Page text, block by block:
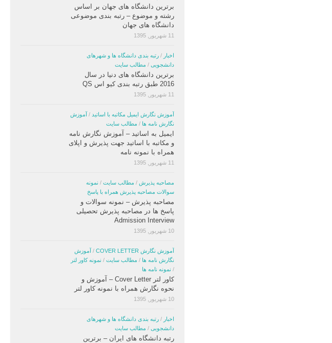
برترین دانشگاه های جهان بر اساس
رشته و موضوع – رتبه بندی موضوعی
دانشگاه های جهان
11 شهریور, 1395
اخبار / رتبه بندی دانشگاه ها و شهرهای
دانشجویی / مطالب سایت
برترین دانشگاه های دنیا در سال
2016 طبق رتبه بندی کیو اس QS
11 شهریور, 1395
آموزش نگارش ایمیل مکاتبه با اساتید / آموزش
نگارش نامه ها / مطالب سایت
ایمیل به اساتید – آموزش نگارش نامه
و مکاتبه با اساتید جهت پذیرش و اپلای
همراه با نمونه نامه
11 شهریور, 1395
مصاحبه پذیرش / مطالب سایت / نمونه
سوالات مصاحبه پذیرش همراه با پاسخ
مصاحبه پذیرش – نمونه سوالات و
پاسخ ها در مصاحبه پذیرش تحصیلی
Admission Interview
10 شهریور, 1395
آموزش نگارش COVER LETTER / آموزش
نگارش نامه ها / مطالب سایت / نمونه کاور لتر
/ نمونه نامه ها
کاور لتر Cover Letter – آموزش و
نحوه نگارش همراه با نمونه کاور لتر
10 شهریور, 1395
اخبار / رتبه بندی دانشگاه ها و شهرهای
دانشجویی / مطالب سایت
رتبه دانشگاه های ایران – برترین